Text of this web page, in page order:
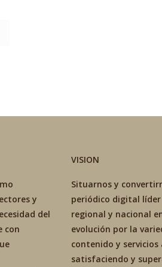
y
del
con
VISION
Situarnos y
periódico digital
regional y nacional
evolución por la
contenido y servicios
satisfaciendo y